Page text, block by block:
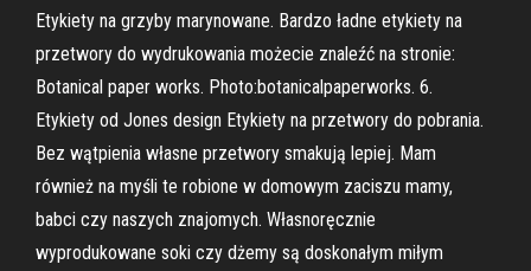
Etykiety na grzyby marynowane. Bardzo ładne etykiety na
przetwory do wydrukowania możecie znaleźć na stronie:
Botanical paper works. Photo:botanicalpaperworks. 6.
Etykiety od Jones design Etykiety na przetwory do pobrania.
Bez wątpienia własne przetwory smakują lepiej. Mam
również na myśli te robione w domowym zaciszu mamy,
babci czy naszych znajomych. Własnoręcznie
wyprodukowane soki czy dżemy są doskonałym miłym